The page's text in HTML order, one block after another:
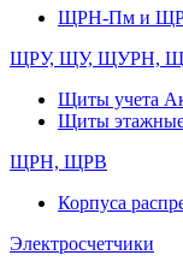
ЩРН-Пм и
ЩРУ, ЩУ, ЩУРН,
Щиты учета
Щиты
ЩРН, ЩРВ
Корпуса
Электросчетчики